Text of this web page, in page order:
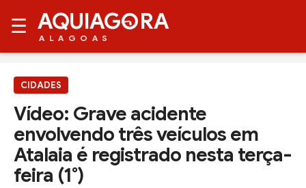
☰ AQUIAG RA
ALAGOAS
CIDADES
Vídeo: Grave acidente
envolvendo três veículos em
Atalaia é registrado nesta terça-
feira (1°)